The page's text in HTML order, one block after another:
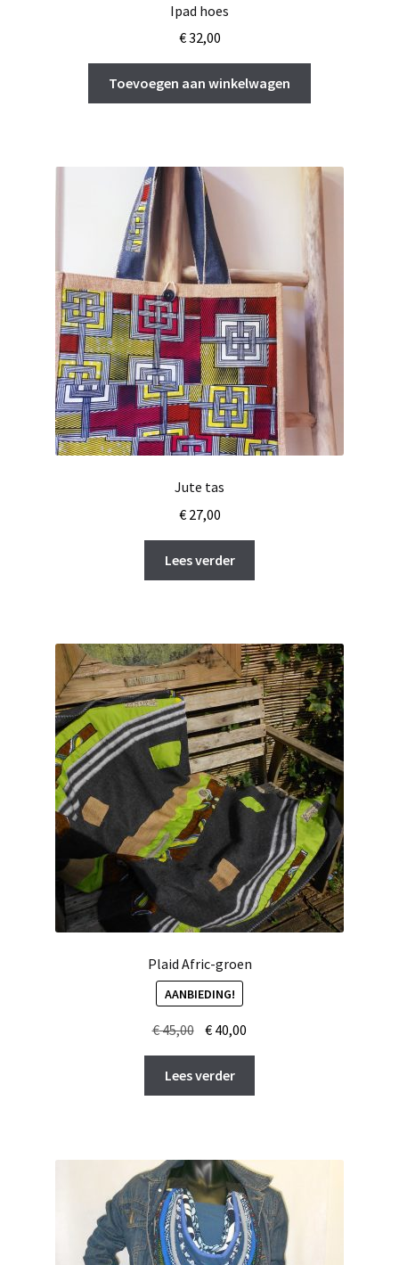
Ipad hoes
€32,00
Toevoegen aan winkelwagen
Jute tas
€27,00
Lees verder
Plaid Afric-groen
AANBIEDING!
€45,00 Oorspronkelijke
prijs
was:
€ 45,00.
€ 40,00
prijs
€ 40,00.
Lees verder